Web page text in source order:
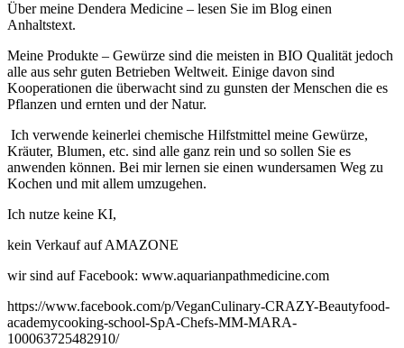
Über meine Dendera Medicine – lesen Sie im Blog einen
Anhaltstext.
Meine Produkte – Gewürze sind die meisten in BIO Qualität jedoch
alle aus sehr guten Betrieben Weltweit. Einige davon sind
Kooperationen die überwacht sind zu gunsten der Menschen die es
Pflanzen und ernten und der Natur.
Ich verwende keinerlei chemische Hilfstmittel meine Gewürze,
Kräuter, Blumen, etc. sind alle ganz rein und so sollen Sie es
anwenden können. Bei mir lernen sie einen wundersamen Weg zu
Kochen und mit allem umzugehen.
Ich nutze keine KI,
kein Verkauf auf AMAZONE
wir sind auf Facebook: www.aquarianpathmedicine.com
https://www.facebook.com/p/VeganCulinary-CRAZY-Beautyfood-
academycooking-school-SpA-Chefs-MM-MARA-
100063725482910/